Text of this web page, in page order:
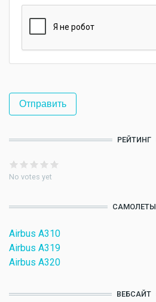
РЕЙТИНГ
No votes yet
САМОЛЕТЫ
Airbus A310
Airbus A319
Airbus A320
ВЕБСАЙТ